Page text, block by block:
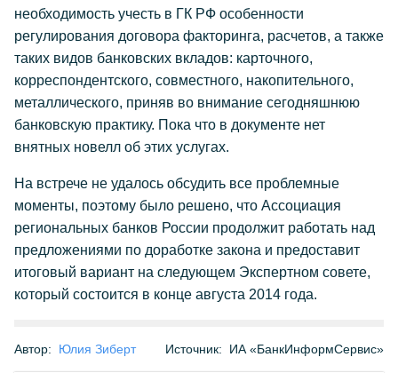
необходимость учесть в ГК РФ особенности
регулирования договора факторинга, расчетов, а также
таких видов банковских вкладов: карточного,
корреспондентского, совместного, накопительного,
металлического, приняв во внимание сегодняшнюю
банковскую практику. Пока что в документе нет
внятных новелл об этих услугах.
На встрече не удалось обсудить все проблемные
моменты, поэтому было решено, что Ассоциация
региональных банков России продолжит работать над
предложениями по доработке закона и предоставит
итоговый вариант на следующем Экспертном совете,
который состоится в конце августа 2014 года.
Автор: Юлия Зиберт Источник: ИА «БанкИнформСервис»